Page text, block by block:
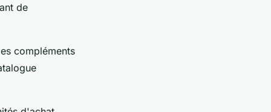
de
compléments